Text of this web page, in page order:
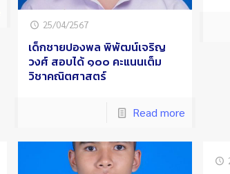
25/04/2567
เด็กชายปองพล พิพัฒน์เจริญ
วงศ์ สอบได้ ๑๐๐ คะแนนเต็ม
วิชาคณิตศาสตร์
Read more